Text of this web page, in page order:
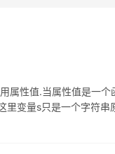
属性值.当属性值是
变量s只是一个字符